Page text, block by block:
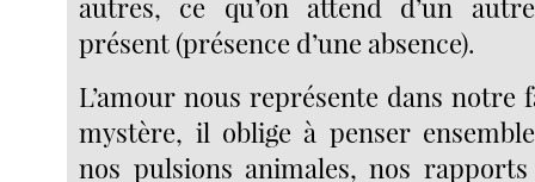
présent (présence d’une absence).
L’amour nous représente dans notre
mystère, il oblige à penser
nos pulsions animales, nos